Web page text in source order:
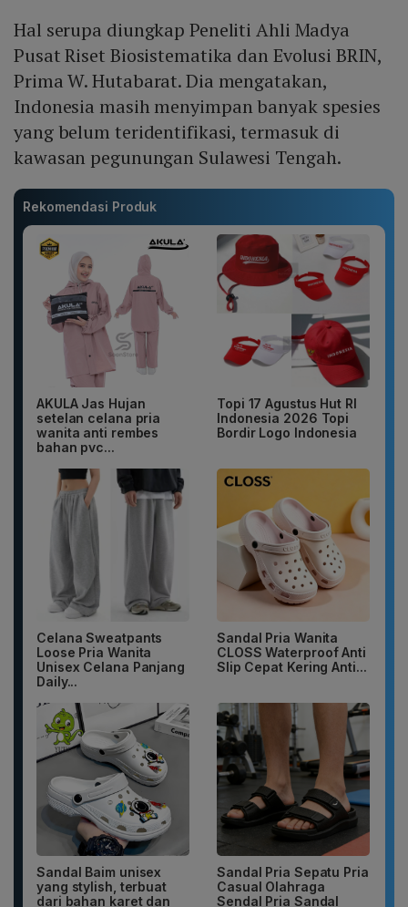
Hal serupa diungkap Peneliti Ahli Madya
Pusat Riset Biosistematika dan Evolusi BRIN,
Prima W. Hutabarat. Dia mengatakan,
Indonesia masih menyimpan banyak spesies
yang belum teridentifikasi, termasuk di
kawasan pegunungan Sulawesi Tengah.
Rekomendasi Produk
AKULA Jas Hujan
setelan celana pria
wanita anti rembes
bahan pvc...
Topi 17 Agustus Hut RI
Indonesia 2026 Topi
Bordir Logo Indonesia
Celana Sweatpants
Loose Pria Wanita
Unisex Celana Panjang
Daily...
Sandal Pria Wanita
CLOSS Waterproof Anti
Slip Cepat Kering Anti...
Sandal Baim unisex
yang stylish, terbuat
dari bahan karet dan
Sandal Pria Sepatu Pria
Casual Olahraga
Sendal Pria Sandal